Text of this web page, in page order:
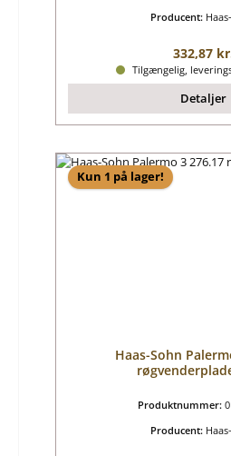
Producent:
332,87
Tilgængelig,
Detaljer
Kun 1 på lager!
Haas-Sohn
Produktnummer:
Producent: